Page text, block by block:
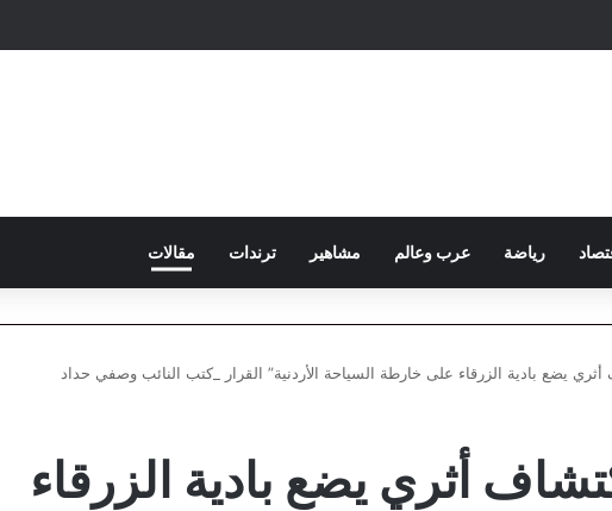
رياضة عرب وعالم مشاهير ترندات مقالات
يضع بادية الزرقاء على خارطة السياحة الأردنية” القرار _كتب النائب وصفي حداد
أثري يضع بادية الزرقاء